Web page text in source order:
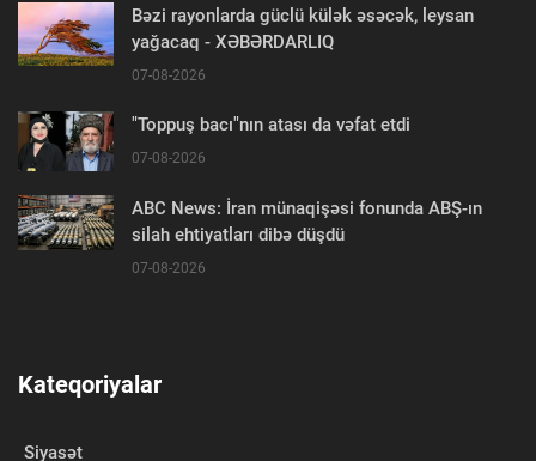
Bəzi rayonlarda güclü külək əsəcək, leysan
yağacaq - XƏBƏRDARLIQ
07-08-2026
"Toppuş bacı"nın atası da vəfat etdi
07-08-2026
ABC News: İran münaqişəsi fonunda ABŞ-ın
silah ehtiyatları dibə düşdü
07-08-2026
Kateqoriyalar
Siyasət